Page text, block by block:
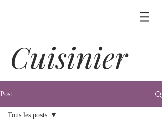
Cuisinier
Post
Tous les posts